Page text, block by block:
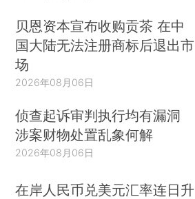
贝恩资本宣布收购贡茶 在中
国大陆无法注册商标后退出市
场
2026年08月06日
侦查起诉审判执行均有漏洞
涉案财物处置乱象何解
2026年08月06日
在岸人民币兑美元汇率连日升